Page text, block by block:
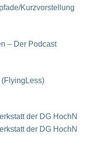
Kurzvorstellung
– Der Podcast
der DG HochN
der DG HochN